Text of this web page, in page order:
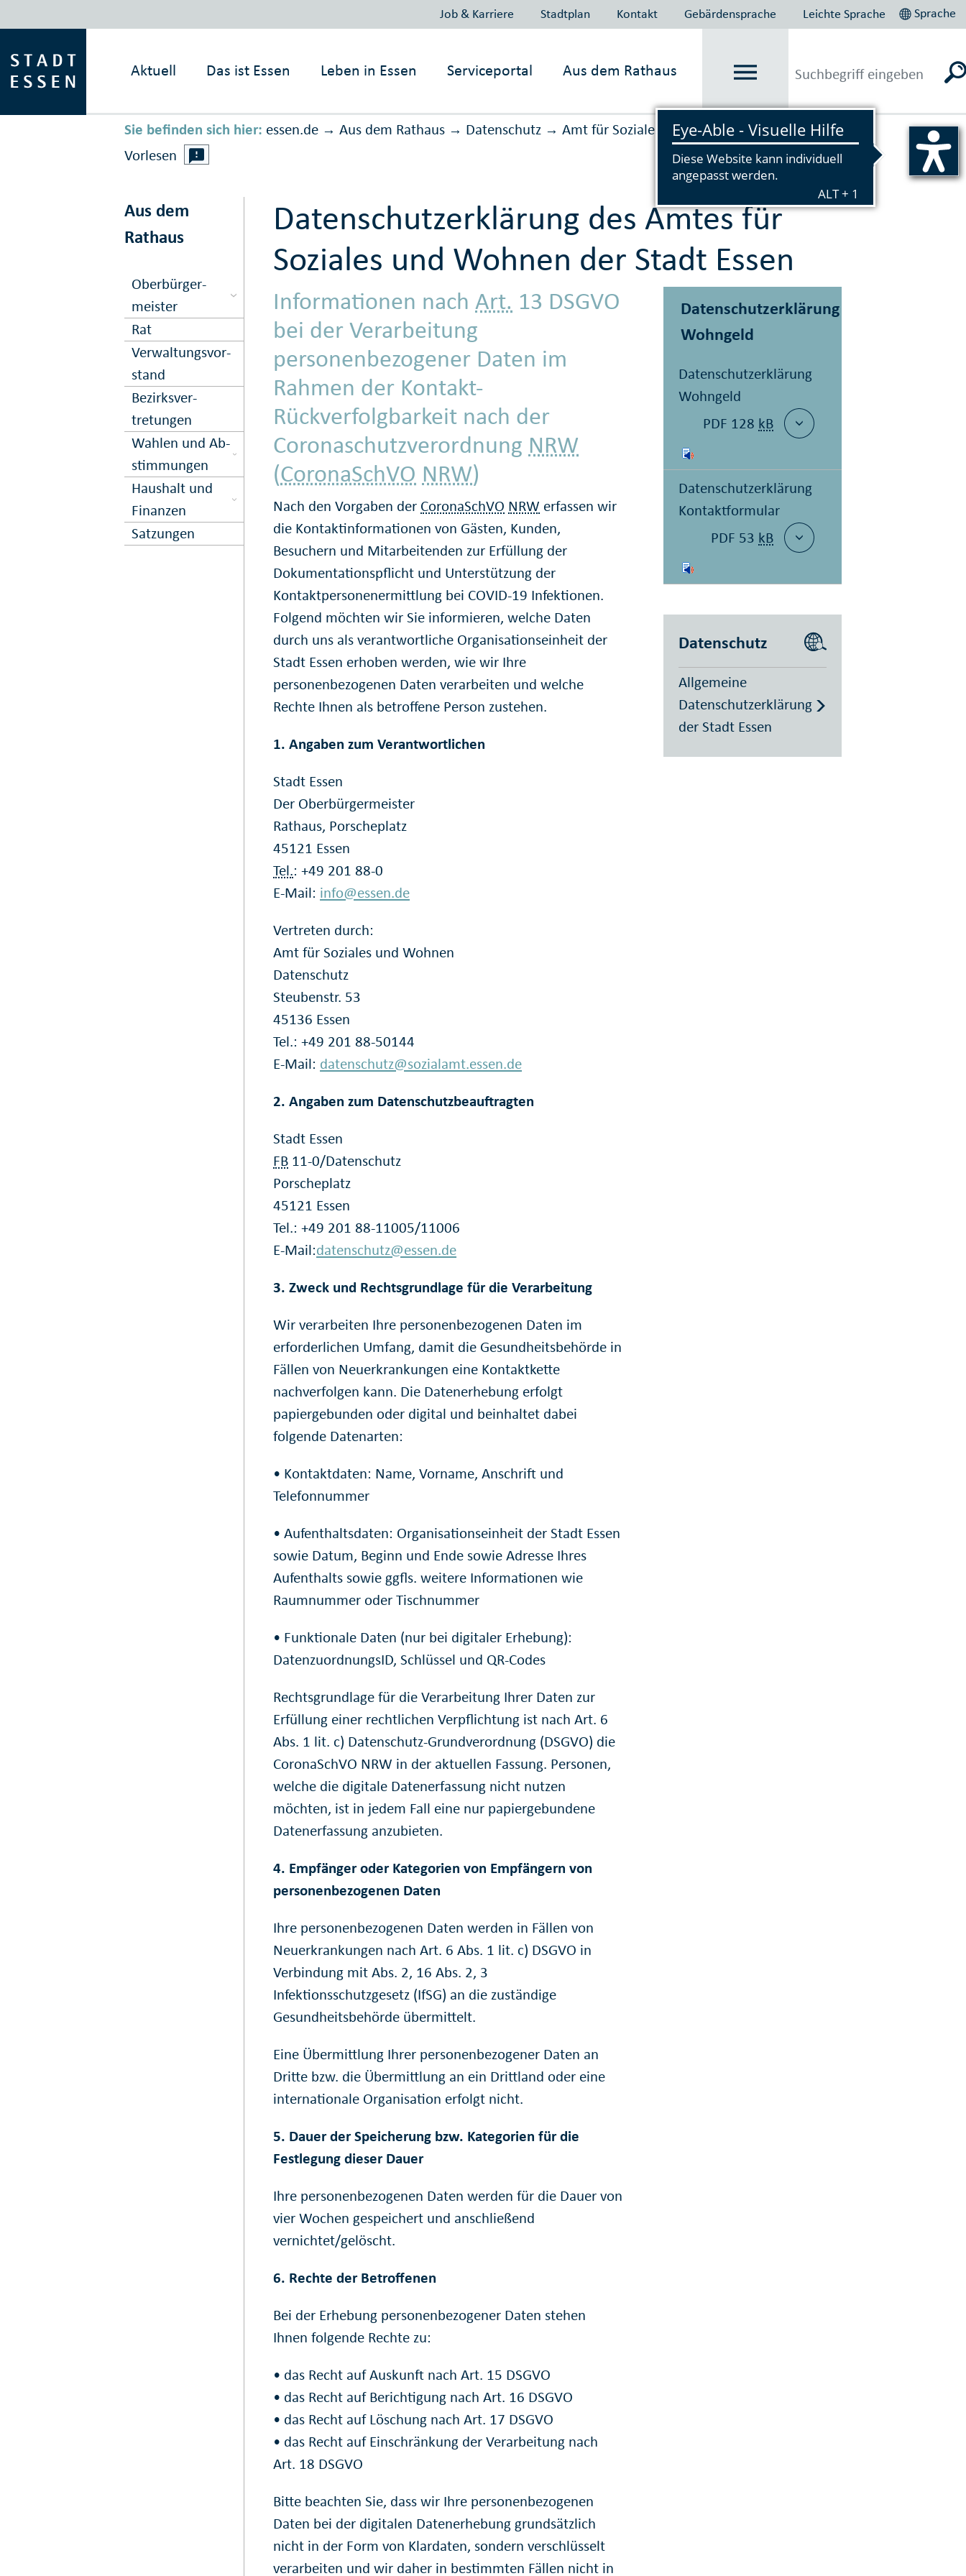
Job & Karriere Stadtplan Kontakt Gebärdensprache Leichte Sprache Sprache
Aktuell Das ist Essen Leben in Essen Serviceportal Aus dem Rathaus
Sie befinden sich hier: essen.de → Aus dem Rathaus → Daten­schutz → Amt für Soziales und Wohnen
Vorlesen
Aus dem
Rathaus
Ober­bürger­
meister
Rat
Ver­waltungs­vor­
stand
Bezirks­ver­
tretungen
Wahlen und Ab­
stimmungen
Haushalt und
Finanzen
Satzungen
Datenschutzerklärung des Amtes für
Soziales und Wohnen der Stadt Essen
Informationen nachArt. 13 DSGVO
bei der Verarbeitung
personenbezogener Daten im
Rahmen der Kontakt-
Rückverfolgbarkeit nach der
Coronaschutzverordnung NRW
(CoronaSchVO NRW)
Nach den Vorgaben der CoronaSchVO NRW erfassen wir
die Kontaktinformationen von Gästen, Kunden,
Besuchern und Mitarbeitenden zur Erfüllung der
Dokumentationspflicht und Unterstützung der
Kontaktpersonenermittlung bei COVID-19 Infektionen.
Folgend möchten wir Sie informieren, welche Daten
durch uns als verantwortliche Organisationseinheit der
Stadt Essen erhoben werden, wie wir Ihre
personenbezogenen Daten verarbeiten und welche
Rechte Ihnen als betroffene Person zustehen.
1. Angaben zum Verantwortlichen
Stadt Essen
Der Oberbürgermeister
Rathaus, Porscheplatz
45121 Essen
Tel.: +49 201 88-0
E-Mail: info@essen.de
Vertreten durch:
Amt für Soziales und Wohnen
Datenschutz
Steubenstr. 53
45136 Essen
Tel.: +49 201 88-50144
E-Mail: datenschutz@sozialamt.essen.de
2. Angaben zum Datenschutzbeauftragten
Stadt Essen
FB 11-0/Datenschutz
Porscheplatz
45121 Essen
Tel.: +49 201 88-11005/11006
E-Mail:datenschutz@essen.de
3. Zweck und Rechtsgrundlage für die Verarbeitung
Wir verarbeiten Ihre personenbezogenen Daten im
erforderlichen Umfang, damit die Gesundheitsbehörde in
Fällen von Neuerkrankungen eine Kontaktkette
nachverfolgen kann. Die Datenerhebung erfolgt
papiergebunden oder digital und beinhaltet dabei
folgende Datenarten:
• Kontaktdaten: Name, Vorname, Anschrift und
Telefonnummer
• Aufenthaltsdaten: Organisationseinheit der Stadt Essen
sowie Datum, Beginn und Ende sowie Adresse Ihres
Aufenthalts sowie ggfls. weitere Informationen wie
Raumnummer oder Tischnummer
• Funktionale Daten (nur bei digitaler Erhebung):
DatenzuordnungsID, Schlüssel und QR-Codes
Rechtsgrundlage für die Verarbeitung Ihrer Daten zur
Erfüllung einer rechtlichen Verpflichtung ist nach Art. 6
Abs. 1 lit. c) Datenschutz-Grundverordnung (DSGVO) die
CoronaSchVO NRW in der aktuellen Fassung. Personen,
welche die digitale Datenerfassung nicht nutzen
möchten, ist in jedem Fall eine nur papiergebundene
Datenerfassung anzubieten.
4. Empfänger oder Kategorien von Empfängern von
personenbezogenen Daten
Ihre personenbezogenen Daten werden in Fällen von
Neuerkrankungen nach Art. 6 Abs. 1 lit. c) DSGVO in
Verbindung mit Abs. 2, 16 Abs. 2, 3
Infektionsschutzgesetz (IfSG) an die zuständige
Gesundheitsbehörde übermittelt.
Eine Übermittlung Ihrer personenbezogener Daten an
Dritte bzw. die Übermittlung an ein Drittland oder eine
internationale Organisation erfolgt nicht.
5. Dauer der Speicherung bzw. Kategorien für die
Festlegung dieser Dauer
Ihre personenbezogenen Daten werden für die Dauer von
vier Wochen gespeichert und anschließend
vernichtet/gelöscht.
6. Rechte der Betroffenen
Bei der Erhebung personenbezogener Daten stehen
Ihnen folgende Rechte zu:
• das Recht auf Auskunft nach Art. 15 DSGVO
• das Recht auf Berichtigung nach Art. 16 DSGVO
• das Recht auf Löschung nach Art. 17 DSGVO
• das Recht auf Einschränkung der Verarbeitung nach
Art. 18 DSGVO
Bitte beachten Sie, dass wir Ihre personenbezogenen
Daten bei der digitalen Datenerhebung grundsätzlich
nicht in der Form von Klardaten, sondern verschlüsselt
verarbeiten und wir daher in bestimmten Fällen nicht in
Datenschutzerklärung
Wohngeld
Datenschutzerklärung
Wohngeld
PDF 128 kB
Datenschutzerklärung
Kontaktformular
PDF 53 kB
Datenschutz
Allgemeine
Datenschutzerklärung
der Stadt Essen